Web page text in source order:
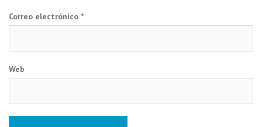
Correo electrónico *
Web